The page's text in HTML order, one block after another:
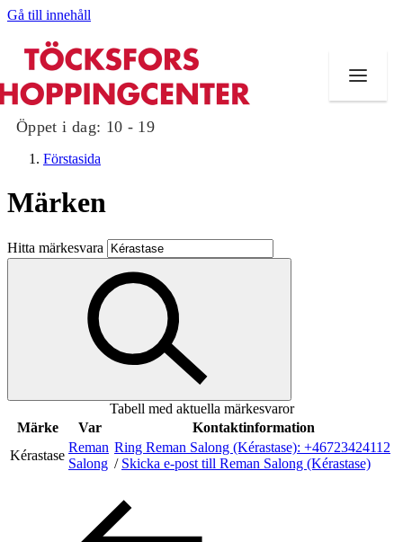
Gå till innehåll
Öppet i dag: 10 - 19
Butiker
Mat och dryck
Evenemang
Erbjudanden
Inspiration
Förstasida
Märken
Hitta märkesvara
Tabell med aktuella märkesvaror
Märke
Var
Kontaktinformation
Kérastase
Reman
Salong
Ring Reman Salong (Kérastase): +46723424112
/ Skicka e-post till Reman Salong (Kérastase)